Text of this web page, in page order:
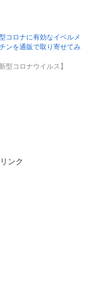
コロナに有効なイベルメ
ンを通販で取り寄せてみ
新型コロナウイルス】
ンク